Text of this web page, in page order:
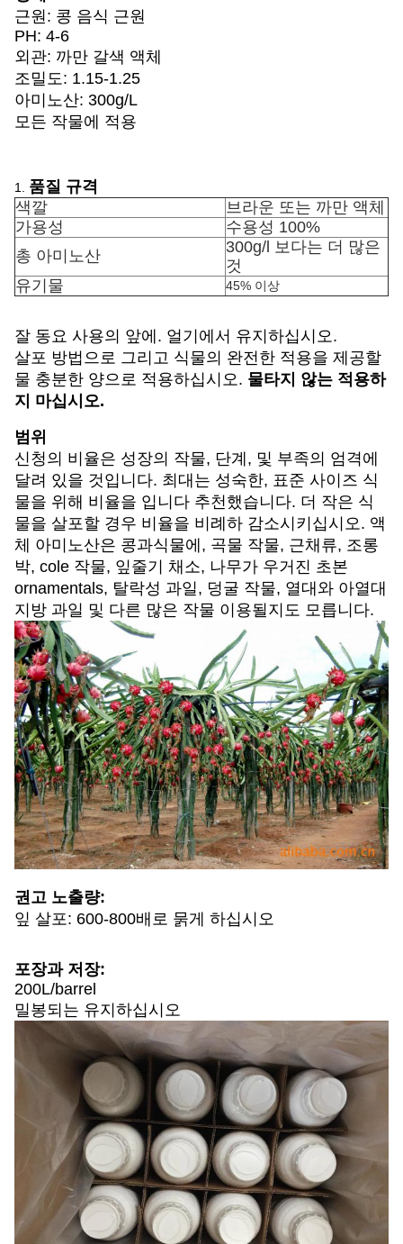
근원: 콩 음식 근원
PH: 4-6
외관: 까만 갈색 액체
조밀도: 1.15-1.25
아미노산: 300g/L
모든 작물에 적용
1. 품질 규격
색깔
브라운 또는 까만 액체
가용성
수용성 100%
총 아미노산
300g/l 보다는 더 많은
것
유기물
45% 이상
잘 동요 사용의 앞에. 얼기에서 유지하십시오.
살포 방법으로 그리고 식물의 완전한 적용을 제공할
물 충분한 양으로 적용하십시오. 물타지 않는 적용하
지 마십시오.
범위
신청의 비율은 성장의 작물, 단계, 및 부족의 엄격에
달려 있을 것입니다. 최대는 성숙한, 표준 사이즈 식
물을 위해 비율을 입니다 추천했습니다. 더 작은 식
물을 살포할 경우 비율을 비례하 감소시키십시오. 액
체 아미노산은 콩과식물에, 곡물 작물, 근채류, 조롱
박, cole 작물, 잎줄기 채소, 나무가 우거진 초본
ornamentals, 탈락성 과일, 덩굴 작물, 열대와 아열대
지방 과일 및 다른 많은 작물 이용될지도 모릅니다.
권고 노출량:
잎 살포: 600-800배로 묽게 하십시오
포장과 저장:
200L/barrel
밀봉되는 유지하십시오